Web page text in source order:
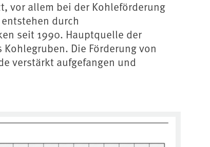
vor allem bei der Kohleförderung
durch
seit 1990. Hauptquelle der
Die Förderung von
verstärkt aufgefangen und